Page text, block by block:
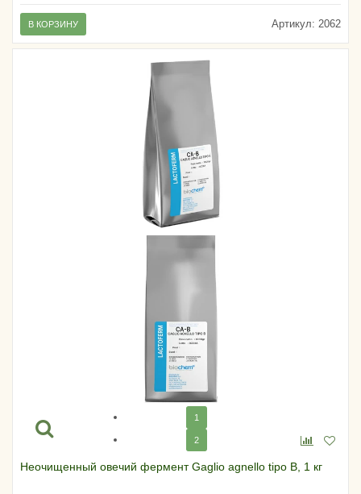
Артикул: 2062
В КОРЗИНУ
1
2
Неочищенный овечий фермент Gaglio agnello tipo B, 1 кг